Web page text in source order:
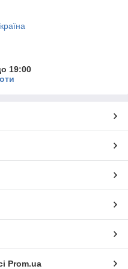
19:00
Prom.ua